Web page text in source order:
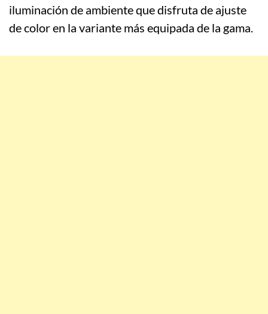
iluminación de ambiente que disfruta de ajuste
de color en la variante más equipada de la gama.